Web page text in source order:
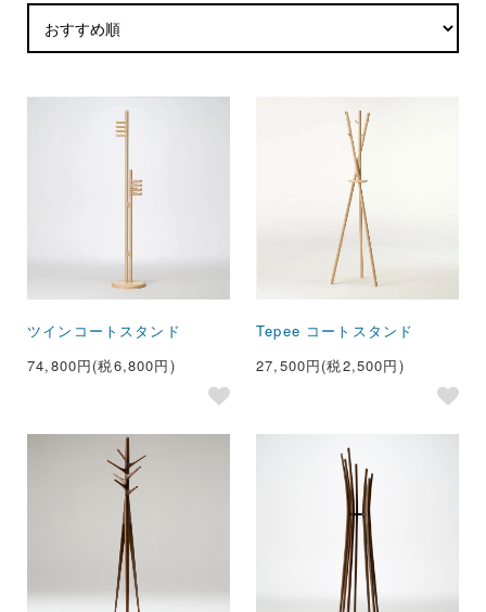
ツインコートスタンド
74,800円(税6,800円)
Tepee コートスタンド
27,500円(税2,500円)